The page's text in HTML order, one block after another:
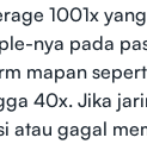
1001x
nya pada
mapan
40x. Jika
atau gagal